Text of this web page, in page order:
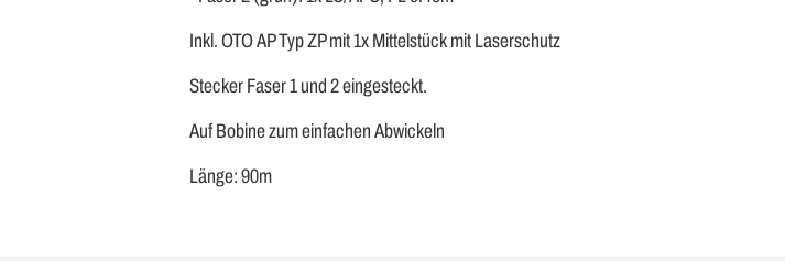
Inkl. OTO AP Typ ZP mit 1x Mittelstück mit Laserschutz
Stecker Faser 1 und 2 eingesteckt.
Auf Bobine zum einfachen Abwickeln
Länge: 90m